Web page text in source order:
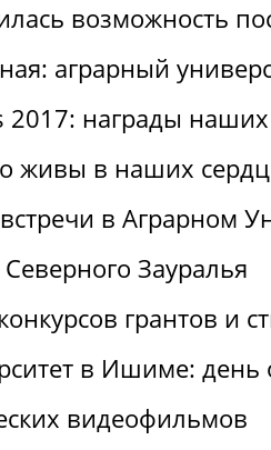
возможность
аграрный
2017: награды наших
живы в наших
в Аграрном
Зауралья
грантов и
в Ишиме: день
видеофильмов